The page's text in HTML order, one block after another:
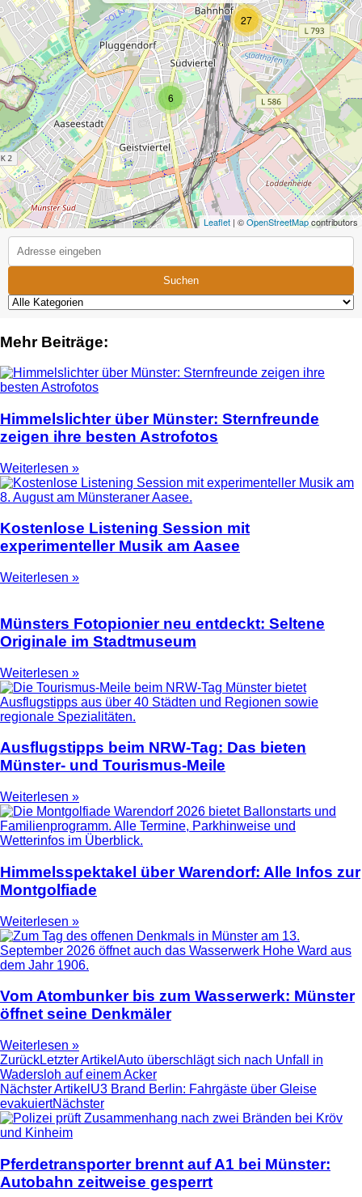
6
27
Leaflet | ©OpenStreetMapcontributors
Suchen
Mehr Beiträge:
Himmelslichter über Münster: Sternfreunde
zeigen ihre besten Astrofotos
Weiterlesen »
Kostenlose Listening Session mit
experimenteller Musik am Aasee
Weiterlesen »
Münsters Fotopionier neu entdeckt: Seltene
Originale im Stadtmuseum
Weiterlesen »
Ausflugstipps beim NRW-Tag: Das bieten
Münster- und Tourismus-Meile
Weiterlesen »
Himmelsspektakel über Warendorf: Alle Infos zur
Montgolfiade
Weiterlesen »
Vom Atombunker bis zum Wasserwerk: Münster
öffnet seine Denkmäler
Weiterlesen »
ZurückLetzter Artikel Auto überschlägt sich nach Unfall in
Wadersloh auf einem Acker
Nächster Artikel U3 Brand Berlin: Fahrgäste über Gleise
evakuiertNächster
Pferdetransporter brennt auf A1 bei Münster:
Autobahn zeitweise gesperrt